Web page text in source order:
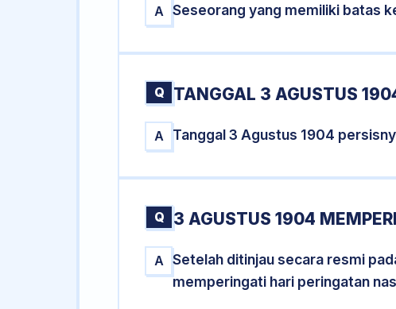
A Seseorang yang memiliki batas
Q TANGGAL 3 AGUSTUS
A Tanggal 3 Agustus 1904
Q 3 AGUSTUS 1904
A
Setelah ditinjau secara resmi
memperingati hari peringatan